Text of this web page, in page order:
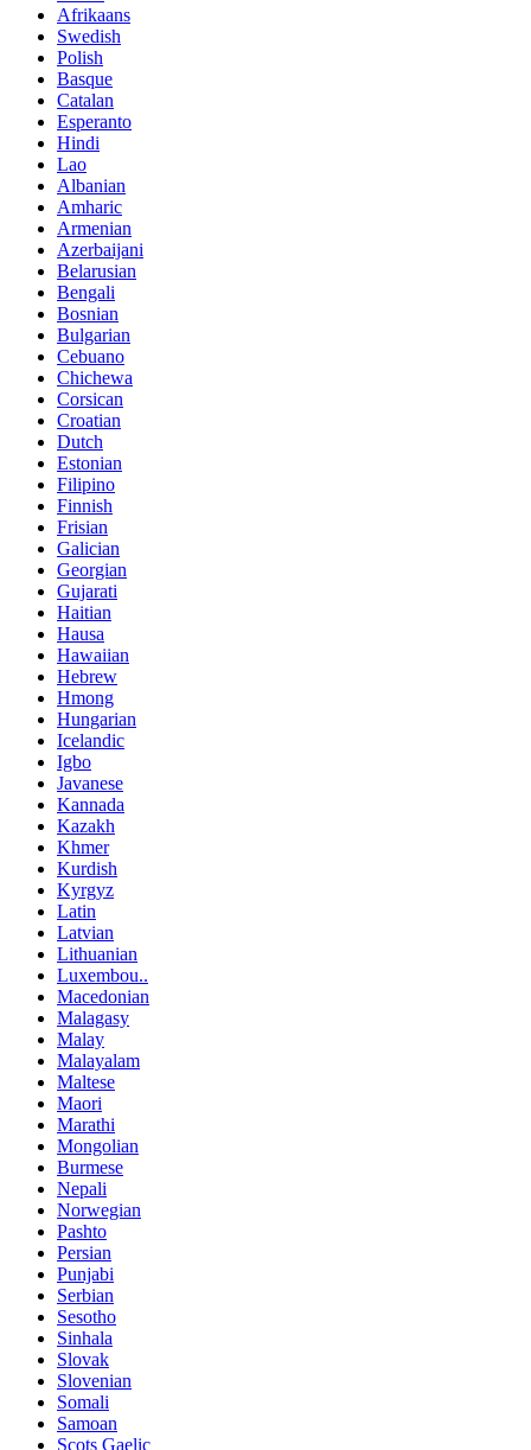
Afrikaans
Swedish
Polish
Basque
Catalan
Esperanto
Hindi
Lao
Albanian
Amharic
Armenian
Azerbaijani
Belarusian
Bengali
Bosnian
Bulgarian
Cebuano
Chichewa
Corsican
Croatian
Dutch
Estonian
Filipino
Finnish
Frisian
Galician
Georgian
Gujarati
Haitian
Hausa
Hawaiian
Hebrew
Hmong
Hungarian
Icelandic
Igbo
Javanese
Kannada
Kazakh
Khmer
Kurdish
Kyrgyz
Latin
Latvian
Lithuanian
Luxembou..
Macedonian
Malagasy
Malay
Malayalam
Maltese
Maori
Marathi
Mongolian
Burmese
Nepali
Norwegian
Pashto
Persian
Punjabi
Serbian
Sesotho
Sinhala
Slovak
Slovenian
Somali
Samoan
Scots Gaelic